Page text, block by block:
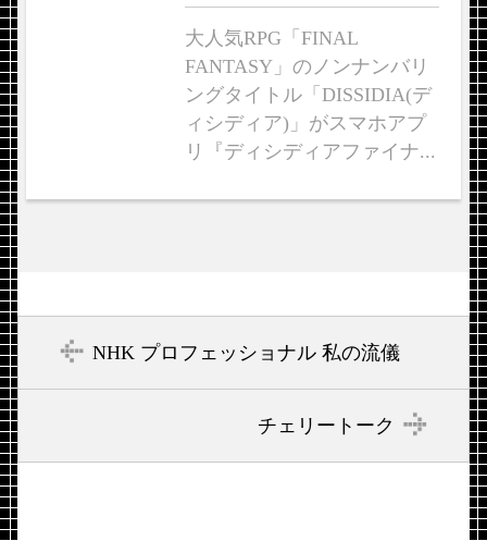
大人気RPG「FINAL
FANTASY」のノンナンバリ
ングタイトル「DISSIDIA(デ
ィシディア)」がスマホアプ
リ『ディシディアファイナ...
NHK プロフェッショナル 私の流儀
チェリートーク